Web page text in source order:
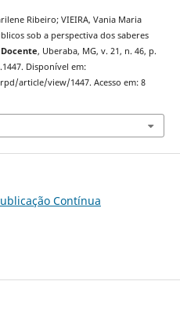
Ribeiro; VIEIRA, Vania Maria
sob a perspectiva dos saberes
, Uberaba, MG, v. 21, n. 46, p.
Disponível em:
article/view/1447. Acesso em: 8
Contínua